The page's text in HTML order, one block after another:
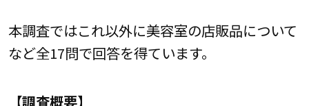
本調査ではこれ以外に美容室の店販品について
など全17問で回答を得ています。
【調査概要】